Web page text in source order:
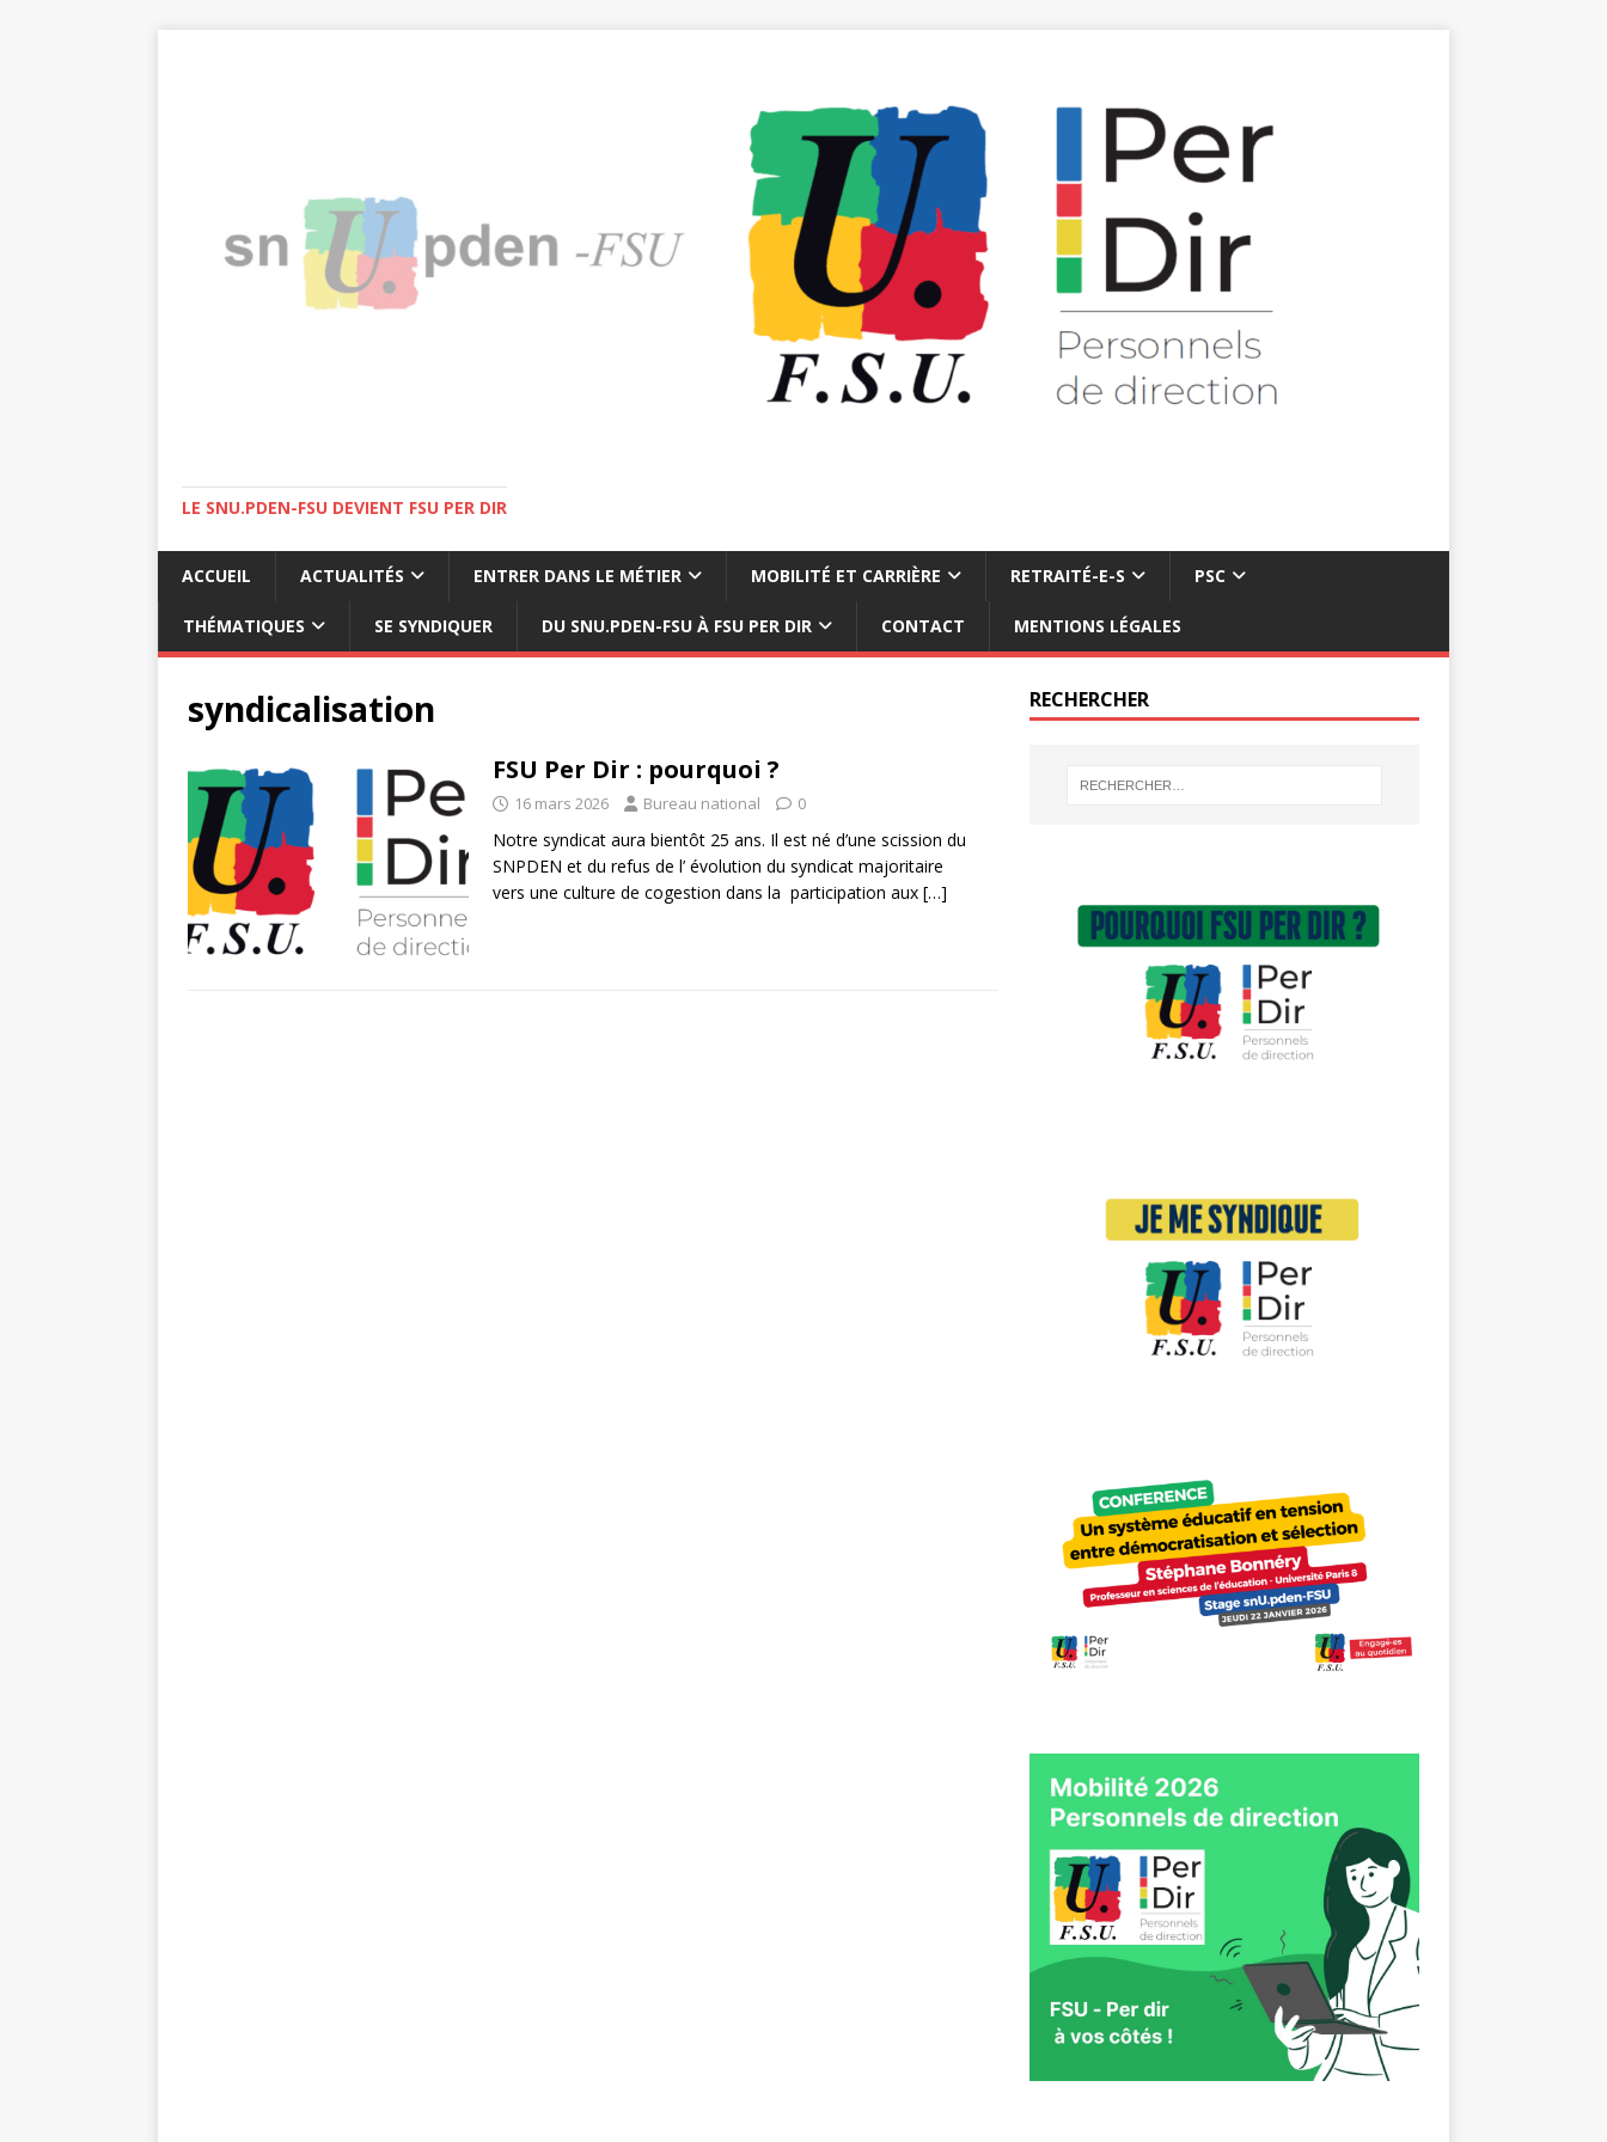
LE SNU.PDEN-FSU DEVIENT FSU PER DIR
ACCUEIL ACTUALITÉS ENTRER DANS LE MÉTIER MOBILITÉ ET CARRIÈRE RETRAITÉ-E-S PSC
THÉMATIQUES SE SYNDIQUER DU SNU.PDEN-FSU À FSU PER DIR CONTACT MENTIONS LÉGALES
syndicalisation
FSU Per Dir : pourquoi ?
16 mars 2026 Bureau national 0
Notre syndicat aura bientôt 25 ans. Il est né d’une scission du
SNPDEN et du refus de l’ évolution du syndicat majoritaire
vers une culture de cogestion dans la participation aux […]
RECHERCHER